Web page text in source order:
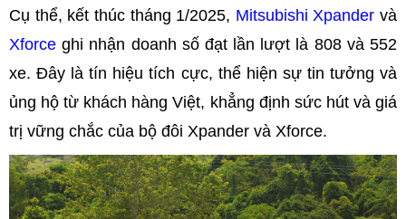
Cụ thể, kết thúc tháng 1/2025, Mitsubishi Xpander và
Xforceghi nhận doanh số đạt lần lượt là 808 và 552
xe. Đây là tín hiệu tích cực, thể hiện sự tin tưởng và
ủng hộ từ khách hàng Việt, khẳng định sức hút và giá
trị vững chắc của bộ đôi Xpander và Xforce.